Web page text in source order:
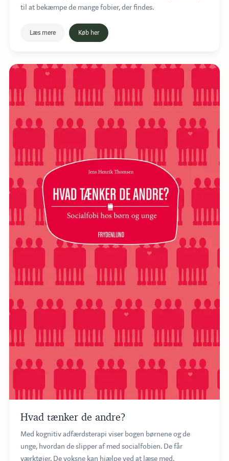
til at bekæmpe de mange fobier, der findes.
Læs mere Køb her
Hvad tænker de andre?
Med kognitiv adfærdsterapi viser bogen børnene og de
unge, hvordan de slipper af med socialfobien. De får
værktøjer. De voksne kan hjælpe ved at læse med.